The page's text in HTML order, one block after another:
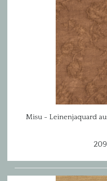
Misu - Leinenjaquard